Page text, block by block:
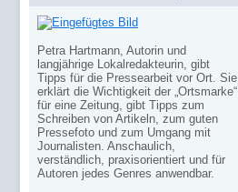
Petra Hartmann, Autorin und
langjährige Lokalredakteurin, gibt
Tipps für die Pressearbeit vor Ort. Sie
erklärt die Wichtigkeit der „Ortsmarke“
für eine Zeitung, gibt Tipps zum
Schreiben von Artikeln, zum guten
Pressefoto und zum Umgang mit
Journalisten. Anschaulich,
verständlich, praxisorientiert und für
Autoren jedes Genres anwendbar.